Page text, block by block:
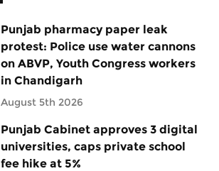
Punjab pharmacy paper leak
protest: Police use water cannons
on ABVP, Youth Congress workers
in Chandigarh
August 5th 2026
Punjab Cabinet approves 3 digital
universities, caps private school
fee hike at 5%